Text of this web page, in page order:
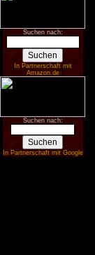
Suchen nach:
In Partnerschaft mit
Amazon.de
Suchen nach:
In Partnerschaft mit Google